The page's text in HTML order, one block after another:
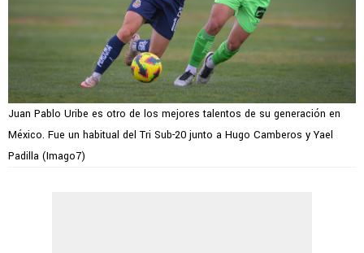
Juan Pablo Uribe es otro de los mejores talentos de su generación en
México. Fue un habitual del Tri Sub-20 junto a Hugo Camberos y Yael
Padilla (Imago7)